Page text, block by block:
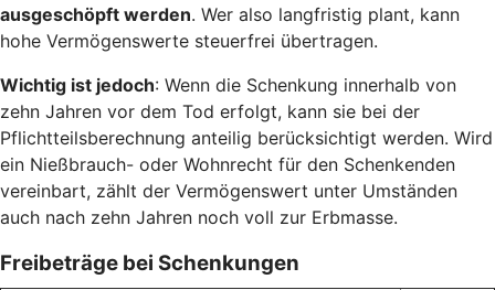
ausgeschöpft werden. Wer also langfristig plant, kann
hohe Vermögenswerte steuerfrei übertragen.
Wichtig ist jedoch: Wenn die Schenkung innerhalb von
zehn Jahren vor dem Tod erfolgt, kann sie bei der
Pflichtteilsberechnung anteilig berücksichtigt werden. Wird
ein Nießbrauch- oder Wohnrecht für den Schenkenden
vereinbart, zählt der Vermögenswert unter Umständen
auch nach zehn Jahren noch voll zur Erbmasse.
Freibeträge bei Schenkungen